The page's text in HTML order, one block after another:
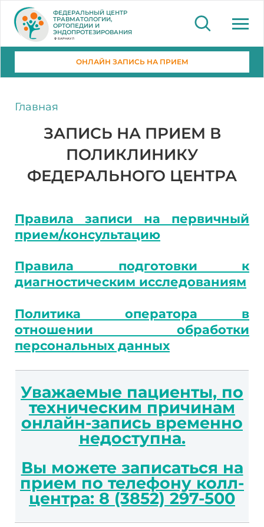
ФЕДЕРАЛЬНЫЙ ЦЕНТР
ТРАВМАТОЛОГИИ,
ОРТОПЕДИИ И
ЭНДОПРОТЕЗИРОВАНИЯ
БАРНАУЛ
ОНЛАЙН ЗАПИСЬ НА ПРИЕМ
Главная
ЗАПИСЬ НА ПРИЕМ В
ПОЛИКЛИНИКУ
ФЕДЕРАЛЬНОГО ЦЕНТРА
Правила записи на первичный
прием/консультацию
Правила подготовки к
диагностическим исследованиям
Политика оператора в
отношении обработки
персональных данных
Уважаемые пациенты, по
техническим причинам
онлайн-запись временно
недоступна.
Вы можете записаться на
прием по телефону колл-
центра: 8 (3852) 297-500